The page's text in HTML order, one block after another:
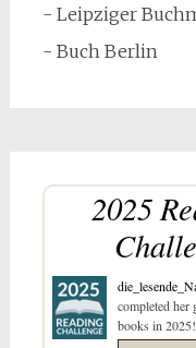
- Leipziger
- Buch Berlin
2025
completed her
books in 2025!